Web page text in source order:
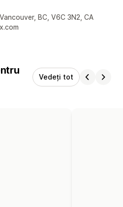
BC, V6C 3N2, CA
Vedeți tot